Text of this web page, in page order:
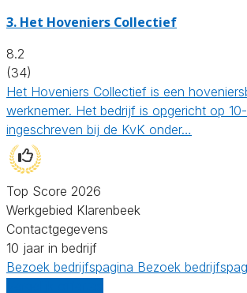
3. Het Hoveniers Collectief
8.2
(34)
Het Hoveniers Collectief is een
werknemer. Het bedrijf is opgericht op
ingeschreven bij de KvK onder…
Top Score 2026
Werkgebied Klarenbeek
Contactgegevens
10 jaar in bedrijf
Bezoek bedrijfspagina Bezoek